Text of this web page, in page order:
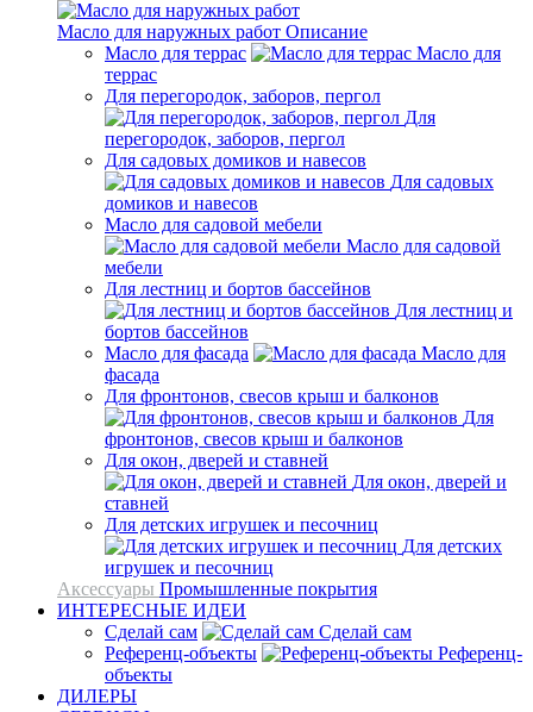
Масло для наружных работ Описание
Масло для террас
Масло для
террас
Для перегородок, заборов, пергол
Для
перегородок, заборов, пергол
Для садовых домиков и навесов
Для садовых
домиков и навесов
Масло для садовой мебели
Масло для садовой
мебели
Для лестниц и бортов бассейнов
Для лестниц и
бортов бассейнов
Масло для фасада
Масло для
фасада
Для фронтонов, свесов крыш и балконов
Для
фронтонов, свесов крыш и балконов
Для окон, дверей и ставней
Для окон, дверей и
ставней
Для детских игрушек и песочниц
Для детских
игрушек и песочниц
Аксессуары Промышленные покрытия
ИНТЕРЕСНЫЕ ИДЕИ
Сделай сам
Сделай сам
Референц-объекты
Референц-
объекты
ДИЛЕРЫ